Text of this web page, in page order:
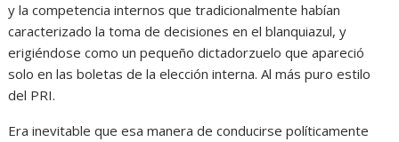
y la competencia internos que tradicionalmente habían
caracterizado la toma de decisiones en el blanquiazul, y
erigiéndose como un pequeño dictadorzuelo que apareció
solo en las boletas de la elección interna. Al más puro estilo
del PRI.
Era inevitable que esa manera de conducirse políticamente